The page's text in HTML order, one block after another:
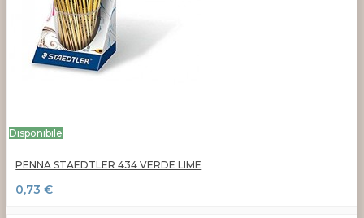
Disponibile
PENNA STAEDTLER 434 VERDE LIME
0,73 €